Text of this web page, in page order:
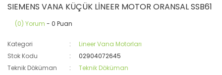
SIEMENS VANA KÜÇÜK LİNEER MOTOR ORANSAL SSB61
(0) Yorum - 0 Puan
Kategori
Lineer Vana Motorları
Stok Kodu
02904072645
Teknik Döküman
Teknik Döküman